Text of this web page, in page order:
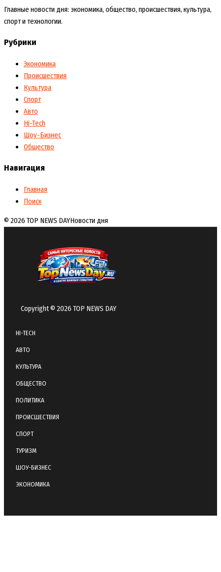
Главные новости дня: экономика, общество, происшествия, культура,
спорт и технологии.
Рубрики
Экономика
Происшествия
Культура
Спорт
Авто
Hi-Tech
Шоу-Бизнес
Общество
Навигация
Главная
Поиск
© 2026 TOP NEWS DAYНовости дня
Copyright © 2026 TOP NEWS DAY
HI-TECH
АВТО
КУЛЬТУРА
ОБЩЕСТВО
ПОЛИТИКА
ПРОИСШЕСТВИЯ
СПОРТ
ТУРИЗМ
ШОУ-БИЗНЕС
ЭКОНОМИКА